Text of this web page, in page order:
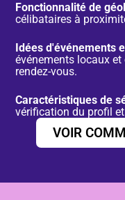
Fonctionnalité de
célibataires à
Idées d'événements
événements locaux
rendez-vous.
Caractéristiques de
vérification du profil
VOIR